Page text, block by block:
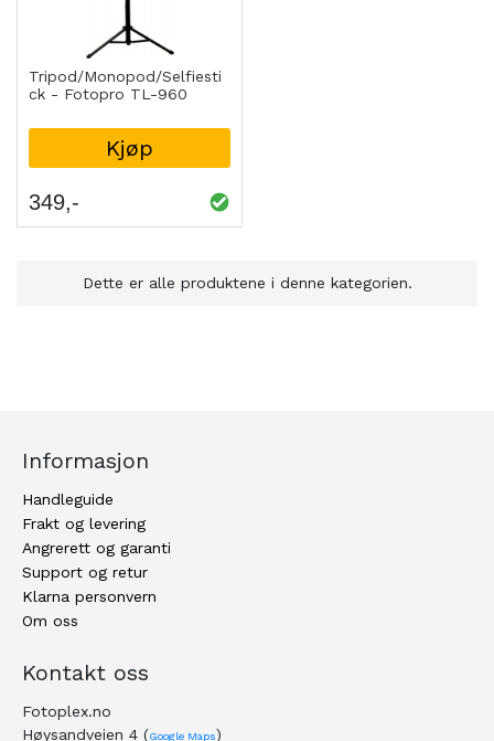
Tripod/Monopod/Selfiesti
ck - Fotopro TL-960
Kjøp
349
Dette er alle produktene i denne kategorien.
Informasjon
Handleguide
Frakt og levering
Angrerett og garanti
Support og retur
Klarna personvern
Om oss
Kontakt oss
Fotoplex.no
Høysandveien 4 (Google Maps)